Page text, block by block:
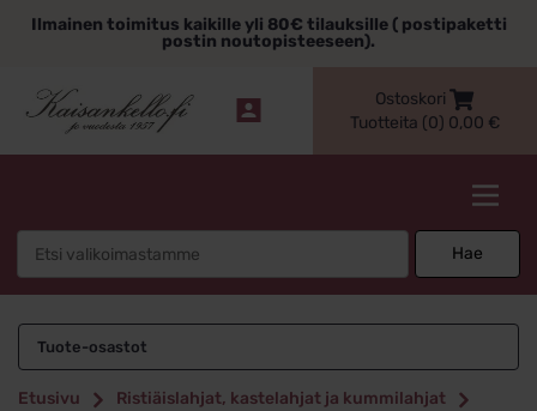
sisältöönIlmainen toimitus kaikille yli 80€ tilauksille ( postipaketti
postin noutopisteeseen).
Ostoskori
Tuotteita (0) 0,00 €
Hae
Kastesormus
pojalle
Tuote-osastot
Etusivu
Ristiäislahjat, kastelahjat ja kummilahjat